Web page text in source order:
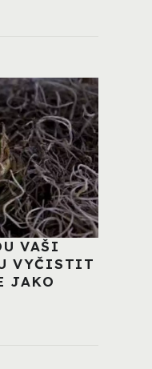
VAŠI
VYČISTIT
JAKO